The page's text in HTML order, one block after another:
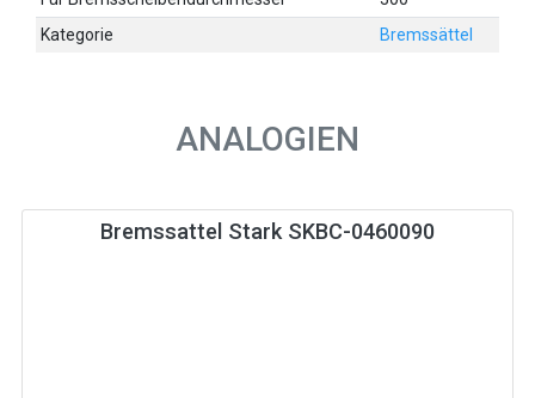
Kategorie
Bremssättel
ANALOGIEN
Bremssattel Stark SKBC-0460090